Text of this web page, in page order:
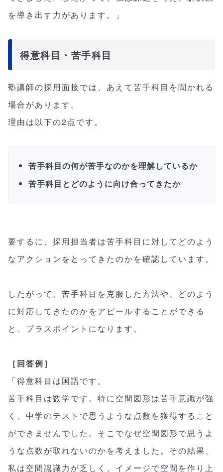
を導き出す力があります。」
得意科目・苦手科目
塾講師の採用面接では、あえて苦手科目を聞かれる
場合があります。
理由は以下の2点です。
苦手科目の何が苦手なのかを理解しているか
苦手科目とどのように向け合ってきたか
要するに、採用担当者は苦手科目に対してどのよう
なアクションをとってきたのかを確認しています。
したがって、苦手科目を克服した方法や、どのよう
に対応してきたのかをアピールすることができる
と、プラスポイントになります。
［回答例］
「得意科目は国語です。
苦手科目は数学です。特に空間図形は苦手意識が強
く、中学のテストで思うような点数を獲得すること
ができませんでした。そこでなぜ空間図形で思うよ
うな点数が取れないのかを考えました。その結果、
私は空間認識力が乏しく、イメージで空間を作り上